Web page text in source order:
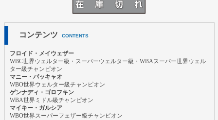
コンテンツ CONTENTS
フロイド・メイウェザー
WBC世界ウェルター級・スーパーウェルター級・WBAスーパー世界ウェル
ター級チャンピオン
マニー・パッキャオ
WBO世界ウェルター級チャンピオン
ゲンナディ・ゴロフキン
WBA世界ミドル級チャンピオン
マイキー・ガルシア
WBO世界スーパーフェザー級チャンピオン